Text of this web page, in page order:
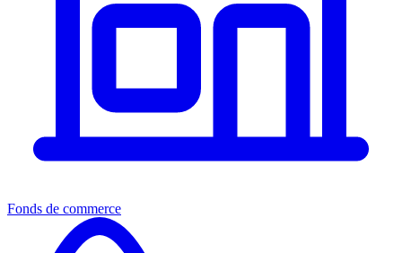
Fonds de commerce